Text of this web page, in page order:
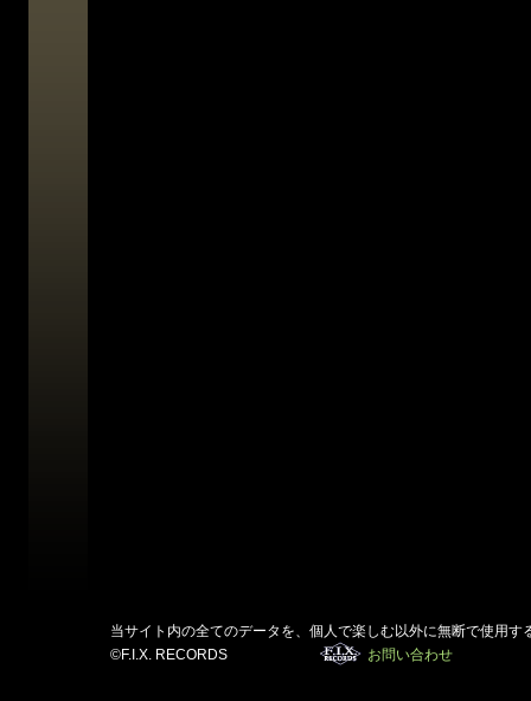
当サイト内の全てのデータを、個人で楽しむ以外に無断で使用す
©F.I.X. RECORDS
お問い合わせ